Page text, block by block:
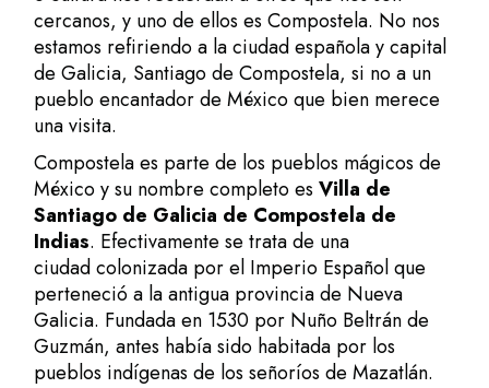
cercanos, y uno de ellos es Compostela. No nos
estamos refiriendo a la ciudad española y capital
de Galicia, Santiago de Compostela, si no a un
pueblo encantador de México que bien merece
una visita.
Compostela es parte de los pueblos mágicos de
México y su nombre completo esVilla de
Santiago de Galicia de Compostela de
Indias. Efectivamente se trata de una
ciudad colonizada por el Imperio Español que
perteneció a la antigua provincia de Nueva
Galicia. Fundada en 1530 por Nuño Beltrán de
Guzmán, antes había sido habitada por los
pueblos indígenas de los señoríos de Mazatlán.